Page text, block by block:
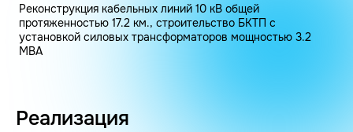
Реконструкция кабельных линий 10 кВ общей
протяженностью 17.2 км., строительство БКТП с
установкой силовых трансформаторов мощностью 3.2
МВА
Реализация